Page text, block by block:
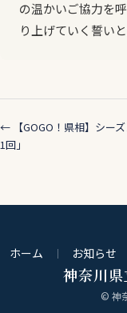
の温かいご協力を
り上げていく誓い
← 【GOGO！県相】シー
1回」
ホーム お知らせ
神奈川
© 神